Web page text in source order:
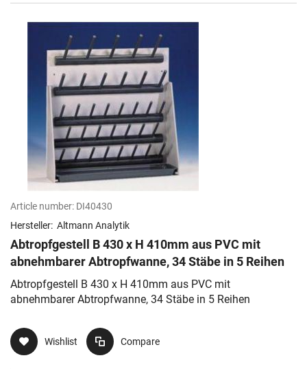
Article number: DI40430
Hersteller: Altmann Analytik
Abtropfgestell B 430 x H 410mm aus PVC mit
abnehmbarer Abtropfwanne, 34 Stäbe in 5 Reihen
Abtropfgestell B 430 x H 410mm aus PVC mit
abnehmbarer Abtropfwanne, 34 Stäbe in 5 Reihen
Wishlist Compare